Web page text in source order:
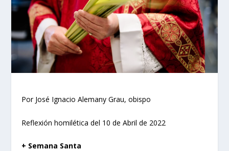
Por José Ignacio Alemany Grau, obispo
Reflexión homilética del 10 de Abril de 2022
+ Semana Santa